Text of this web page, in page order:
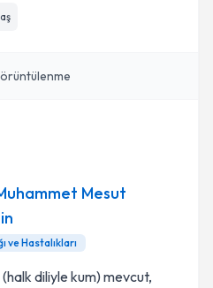
Mesut
ve Hastalıkları
diliyle kum) mevcut,